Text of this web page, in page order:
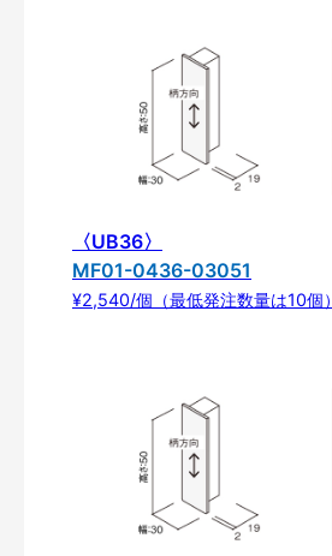
〈UB36〉
MF01-0436-03051
¥2,540/個（最低発注数量は10個）